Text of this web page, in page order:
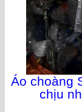
Áo choàng
chịu